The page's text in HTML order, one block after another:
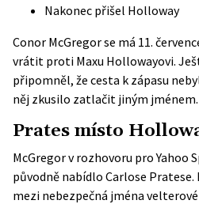
Nakonec přišel Holloway
Conor McGregor se má 11.
vrátit proti Maxu Hollowayovi.
připomněl, že cesta k zápasu
něj zkusilo zatlačit jiným jménem.
Prates místo
McGregor vrozhovoru pro Yahoo
původně nabídlo Carlose
mezi nebezpečná jména